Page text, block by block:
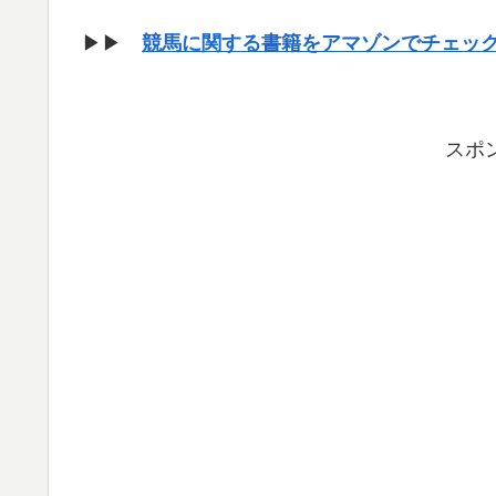
▶▶ 競馬に関する書籍をアマゾンでチェッ
スポ